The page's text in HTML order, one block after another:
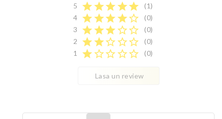
5 starstarstarstarstar
(1)
4 starstarstarstarstar_border
(0)
3
starstarstarstar_borderstar_border
(0)
2
starstarstar_borderstar_borderstar_border
(0)
1
starstar_borderstar_borderstar_borderstar_border (0)
Lasa un review